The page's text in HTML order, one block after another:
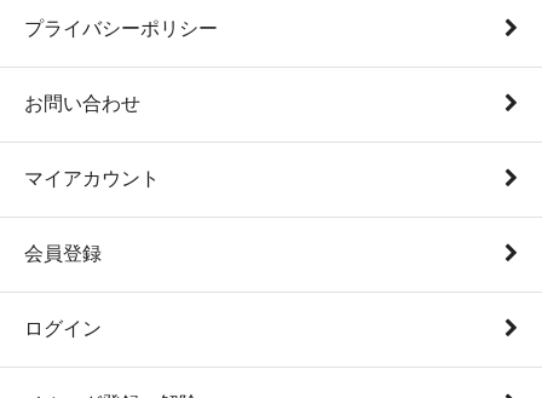
プライバシーポリシー
お問い合わせ
マイアカウント
会員登録
ログイン